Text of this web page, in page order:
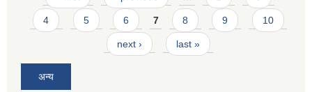
4 5 6 7 8 9 10
next › last »
अन्य